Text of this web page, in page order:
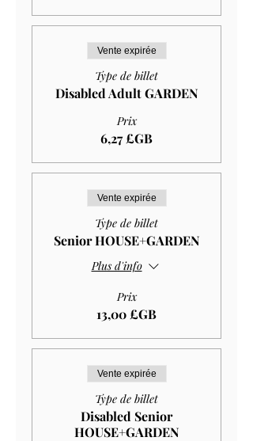
Vente expirée
Type de billet
Disabled Adult GARDEN
Prix
6,27 £GB
Vente expirée
Type de billet
Senior HOUSE+GARDEN
Plus d'info
Prix
13,00 £GB
Vente expirée
Type de billet
Disabled Senior
HOUSE+GARDEN